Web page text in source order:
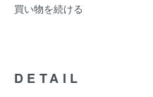
買い物を続ける
DETAIL